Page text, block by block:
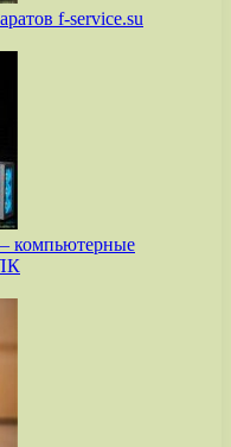
f-service.su
компьютерные